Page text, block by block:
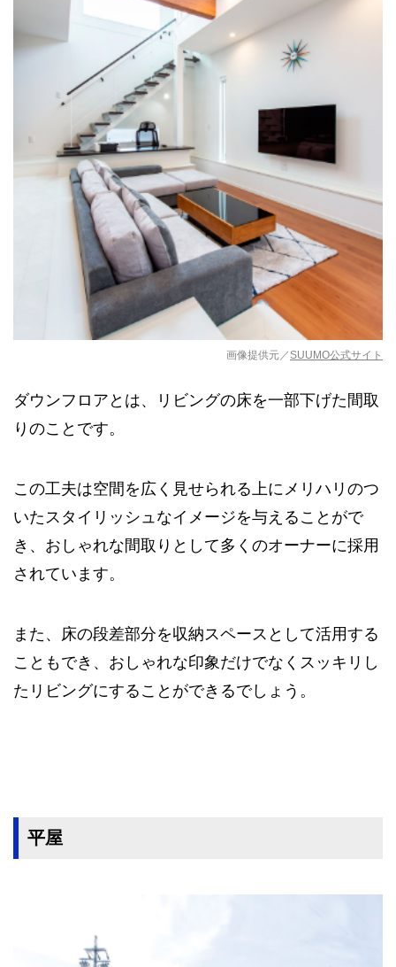
画像提供元／SUUMO公式サイト
ダウンフロアとは、リビングの床を一部下げた間取
りのことです。
この工夫は空間を広く見せられる上にメリハリのつ
いたスタイリッシュなイメージを与えることがで
き、おしゃれな間取りとして多くのオーナーに採用
されています。
また、床の段差部分を収納スペースとして活用する
こともでき、おしゃれな印象だけでなくスッキリし
たリビングにすることができるでしょう。
平屋